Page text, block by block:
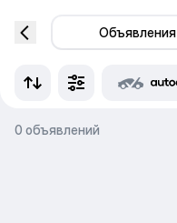
Объявления
0 объявлений